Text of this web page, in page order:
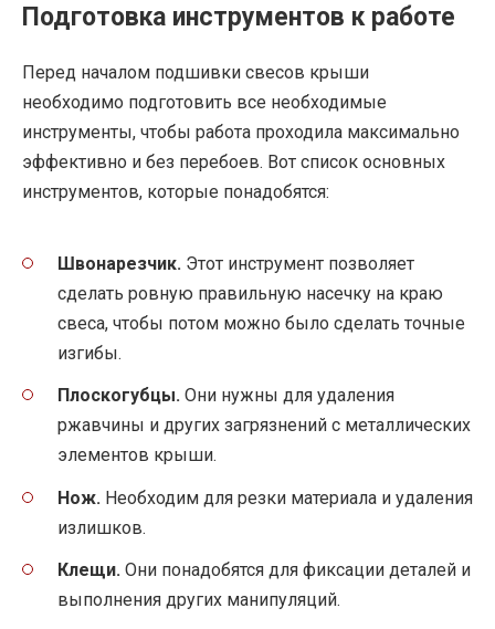
Подготовка инструментов к работе
Перед началом подшивки свесов крыши
необходимо подготовить все необходимые
инструменты, чтобы работа проходила максимально
эффективно и без перебоев. Вот список основных
инструментов, которые понадобятся:
Швонарезчик. Этот инструмент позволяет
сделать ровную правильную насечку на краю
свеса, чтобы потом можно было сделать точные
изгибы.
Плоскогубцы. Они нужны для удаления
ржавчины и других загрязнений с металлических
элементов крыши.
Нож. Необходим для резки материала и удаления
излишков.
Клещи. Они понадобятся для фиксации деталей и
выполнения других манипуляций.